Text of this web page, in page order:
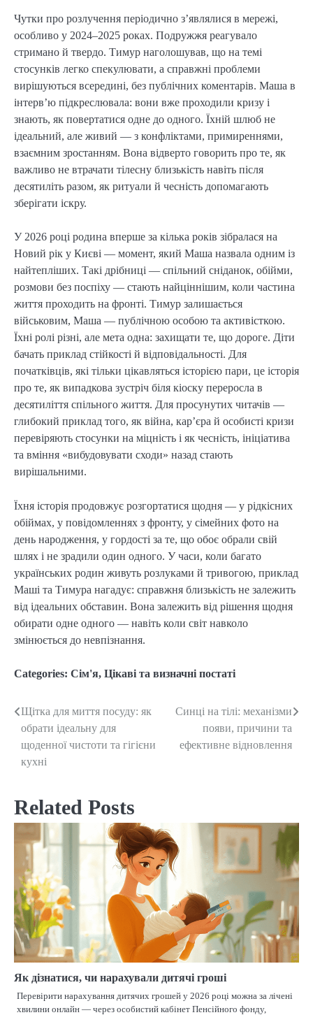
Чутки про розлучення періодично з’являлися в мережі,
особливо у 2024–2025 роках. Подружжя реагувало
стримано й твердо. Тимур наголошував, що на темі
стосунків легко спекулювати, а справжні проблеми
вирішуються всередині, без публічних коментарів. Маша в
інтерв’ю підкреслювала: вони вже проходили кризу і
знають, як повертатися одне до одного. Їхній шлюб не
ідеальний, але живий — з конфліктами, примиреннями,
взаємним зростанням. Вона відверто говорить про те, як
важливо не втрачати тілесну близькість навіть після
десятиліть разом, як ритуали й чесність допомагають
зберігати іскру.
У 2026 році родина вперше за кілька років зібралася на
Новий рік у Києві — момент, який Маша назвала одним із
найтепліших. Такі дрібниці — спільний сніданок, обійми,
розмови без поспіху — стають найціннішим, коли частина
життя проходить на фронті. Тимур залишається
військовим, Маша — публічною особою та активісткою.
Їхні ролі різні, але мета одна: захищати те, що дороге. Діти
бачать приклад стійкості й відповідальності. Для
початківців, які тільки цікавляться історією пари, це історія
про те, як випадкова зустріч біля кіоску переросла в
десятиліття спільного життя. Для просунутих читачів —
глибокий приклад того, як війна, кар’єра й особисті кризи
перевіряють стосунки на міцність і як чесність, ініціатива
та вміння «вибудовувати сходи» назад стають
вирішальними.
Їхня історія продовжує розгортатися щодня — у рідкісних
обіймах, у повідомленнях з фронту, у сімейних фото на
день народження, у гордості за те, що обоє обрали свій
шлях і не зрадили один одного. У часи, коли багато
українських родин живуть розлуками й тривогою, приклад
Маші та Тимура нагадує: справжня близькість не залежить
від ідеальних обставин. Вона залежить від рішення щодня
обирати одне одного — навіть коли світ навколо
змінюється до невпізнання.
Categories: Сім'я, Цікаві та визначні постаті
Post
navigation
Щітка для миття посуду: як
обрати ідеальну для
щоденної чистоти та гігієни
кухні
Синці на тілі: механізми
появи, причини та
ефективне відновлення
Related Posts
Як дізнатися, чи нарахували дитячі гроші
Перевірити нарахування дитячих грошей у 2026 році можна за лічені
хвилини онлайн — через особистий кабінет Пенсійного фонду,